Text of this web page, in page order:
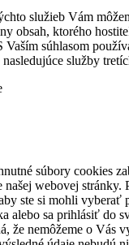
služieb Vám
obsah, ktorého
Vaším súhlasom
služby
súbory cookies
našej webovej stránky.
ste si mohli vyberať
alebo sa prihlásiť do
že nemôžeme o Vás